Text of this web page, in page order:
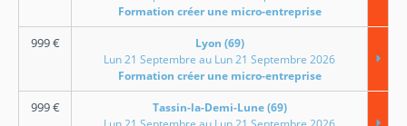
Formation créer une micro-entreprise
999€
Lyon (69)
Lun 21 Septembre au Lun 21 Septembre 2026
Formation créer une micro-entreprise
999€
Tassin-la-Demi-Lune (69)